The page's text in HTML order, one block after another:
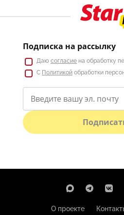
Подписка на рассылку
Даю согласие на обработку
С Политикой обработки
О проекте